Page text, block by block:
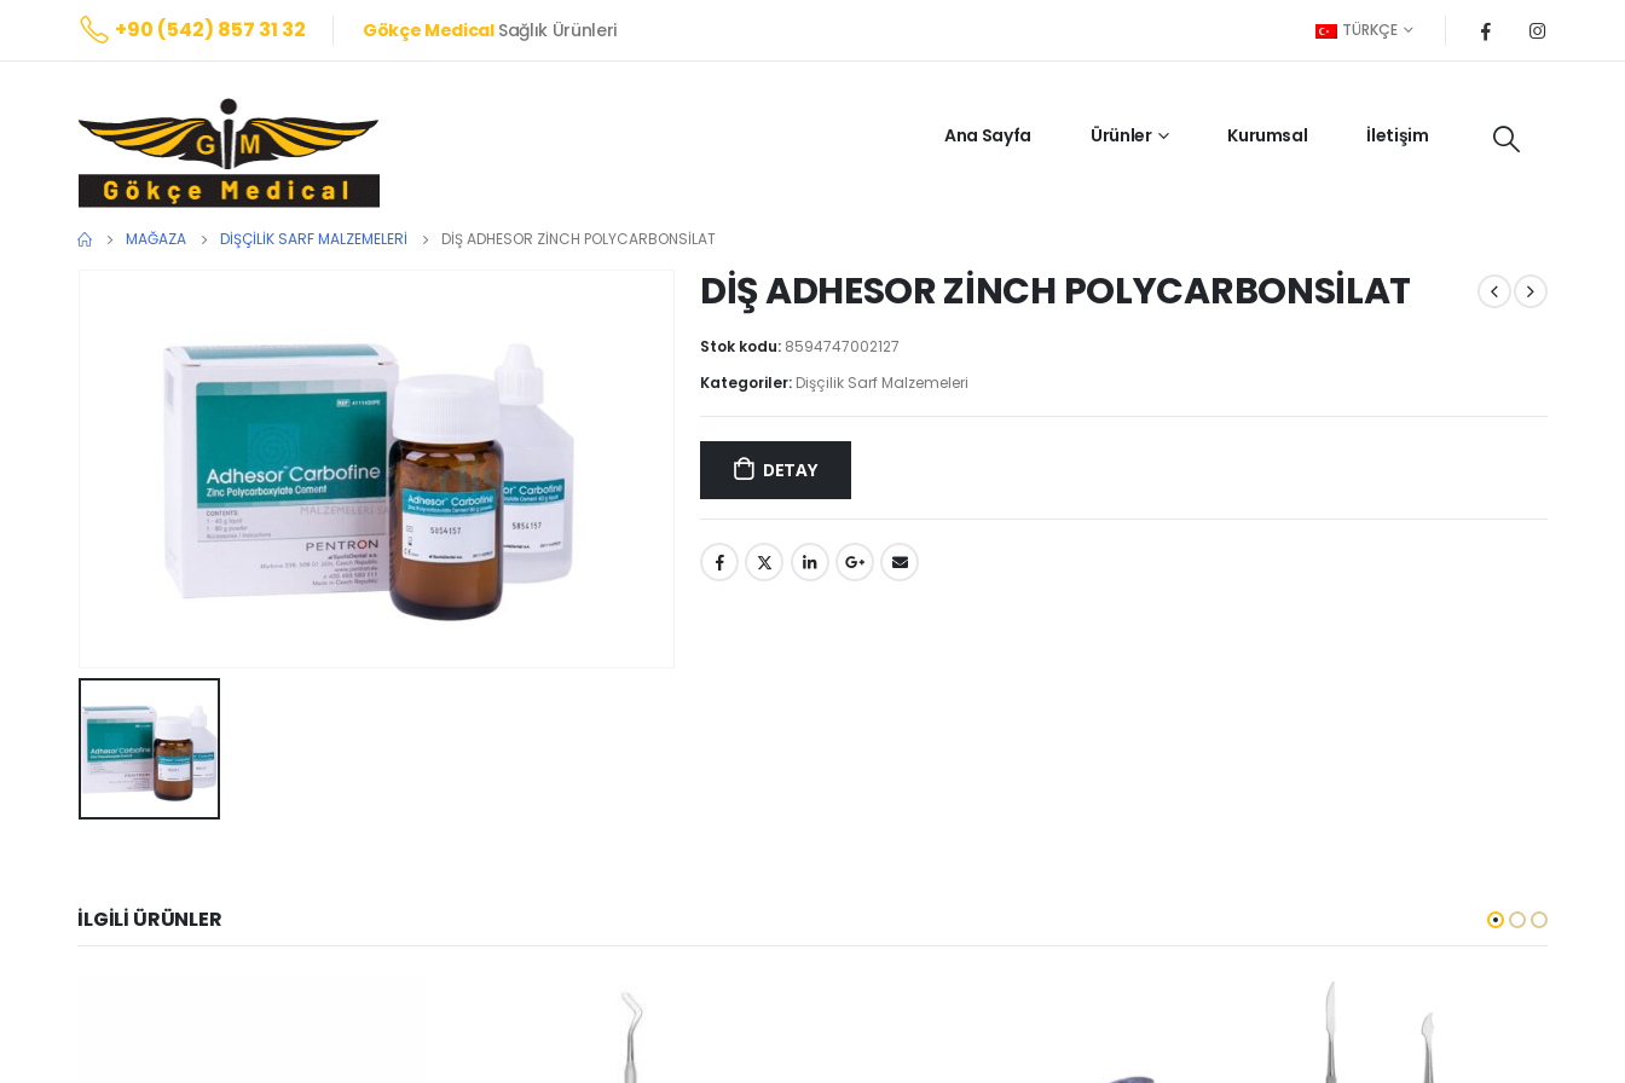
+90 (542) 857 31 32 Gökçe MedicalSağlık Ürünleri TÜRKÇE
Ana Sayfa Ürünler Kurumsal İletişim
MAĞAZA DIŞÇILIK SARF MALZEMELERI DİŞ ADHESOR ZİNCH POLYCARBONSİLAT
DİŞ ADHESOR ZİNCH POLYCARBONSİLAT
Stok kodu: 8594747002127
Kategoriler: Dişçilik Sarf Malzemeleri
DETAY
İLGILI ÜRÜNLER